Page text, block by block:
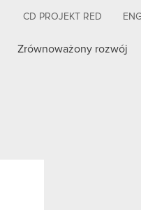
CD PROJEKT RED
Zrównoważony rozwój